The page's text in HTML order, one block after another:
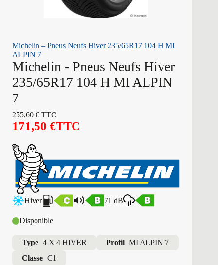
Michelin – Pneus Neufs Hiver 235/65R17 104 H MI
ALPIN 7
Michelin - Pneus Neufs Hiver
235/65R17 104 H MI ALPIN
7
255,60€TTC
171,50 €TTC
Hiver 71 dB
Disponible
Type 4 X 4 HIVER Profil MI ALPIN 7
Classe C1